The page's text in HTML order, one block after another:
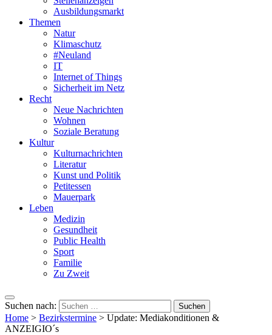
Ausbildungsmarkt
Themen
Natur
Klimaschutz
#Neuland
IT
Internet of Things
Sicherheit im Netz
Recht
Neue Nachrichten
Wohnen
Soziale Beratung
Kultur
Kulturnachrichten
Literatur
Kunst und Politik
Petitessen
Mauerpark
Leben
Medizin
Gesundheit
Public Health
Sport
Familie
Zu Zweit
Suchen nach:
Home > Bezirkstermine > Update: Mediakonditionen &
ANZEIGIO´s